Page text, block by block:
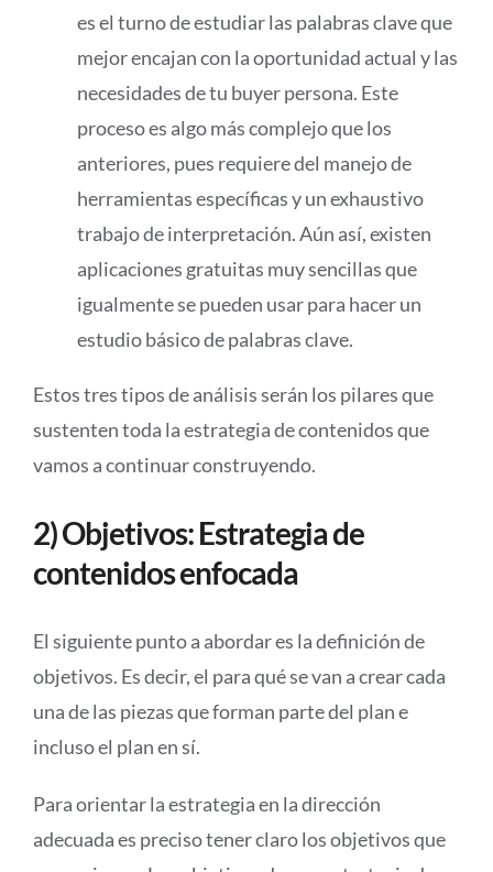
es el turno de estudiar las palabras clave que
mejor encajan con la oportunidad actual y las
necesidades de tu buyer persona. Este
proceso es algo más complejo que los
anteriores, pues requiere del manejo de
herramientas específicas y un exhaustivo
trabajo de interpretación. Aún así, existen
aplicaciones gratuitas muy sencillas que
igualmente se pueden usar para hacer un
estudio básico de palabras clave.
Estos tres tipos de análisis serán los pilares que
sustenten toda la estrategia de contenidos que
vamos a continuar construyendo.
2) Objetivos: Estrategia de
contenidos enfocada
El siguiente punto a abordar es la definición de
objetivos. Es decir, el para qué se van a crear cada
una de las piezas que forman parte del plan e
incluso el plan en sí.
Para orientar la estrategia en la dirección
adecuada es preciso tener claro los objetivos que